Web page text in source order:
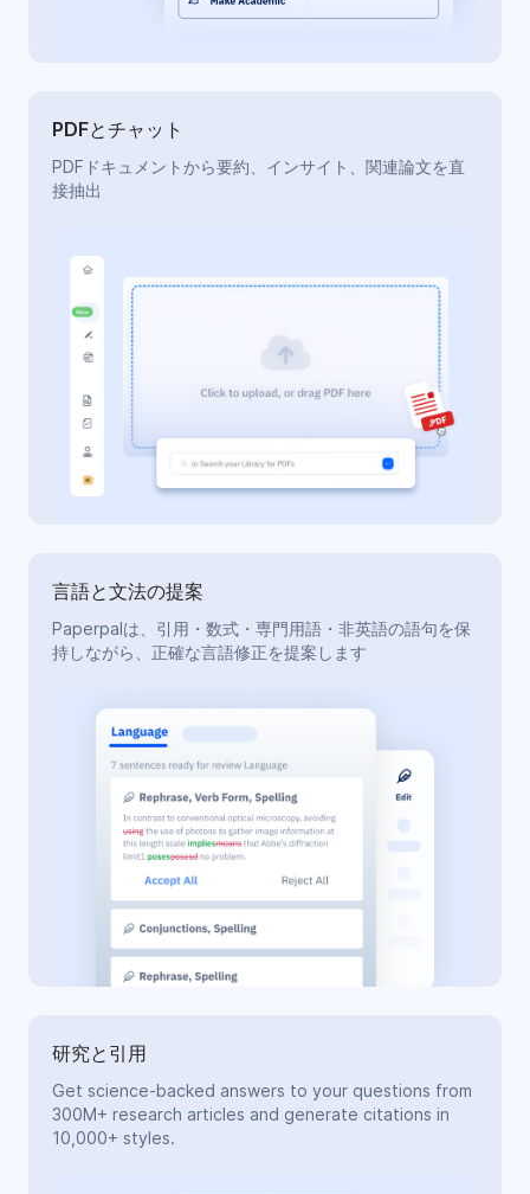
PDFとチャット
PDFドキュメントから要約、インサイト、関連論文を直
接抽出
言語と文法の提案
Paperpalは、引用・数式・専門用語・非英語の語句を保
持しながら、正確な言語修正を提案します
研究と引用
Get science-backed answers to your questions from
300M+ research articles and generate citations in
10,000+ styles.